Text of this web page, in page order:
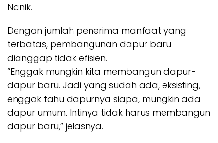
Nanik.
Dengan jumlah penerima manfaat yang
terbatas, pembangunan dapur baru
dianggap tidak efisien.
“Enggak mungkin kita membangun dapur-
dapur baru. Jadi yang sudah ada, eksisting,
enggak tahu dapurnya siapa, mungkin ada
dapur umum. Intinya tidak harus membangun
dapur baru,” jelasnya.